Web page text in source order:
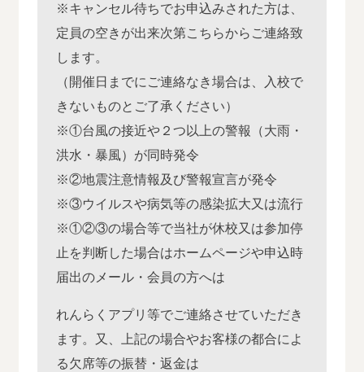
※キャンセル待ちでお申込みされた方は、
定員の空きが出来次第こちらからご連絡致
します。
（開催日までにご連絡なき場合は、入校で
きないものとご了承ください）
※①台風の接近や２つ以上の警報（大雨・
洪水・暴風）が同時発令
※②地震注意情報及び警報宣言が発令
※③ウイルスや病気等の感染拡大又は流行
※①②③の場合等で当社が休校又は参加停
止を判断した場合はホームページや申込時
届出のメール・会員の方へは
れんらくアプリ等でご連絡させていただき
ます。又、上記の場合やお客様の都合によ
る欠席等の振替・返金は